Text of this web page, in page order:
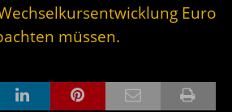
Euro
müssen.